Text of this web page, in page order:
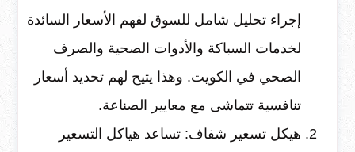
إجراء تحليل شامل للسوق لفهم الأسعار السائدة
لخدمات السباكة والأدوات الصحية والصرف
الصحي في الكويت. وهذا يتيح لهم تحديد أسعار
تنافسية تتماشى مع معايير الصناعة.
هيكل تسعير شفاف: تساعد هياكل التسعير